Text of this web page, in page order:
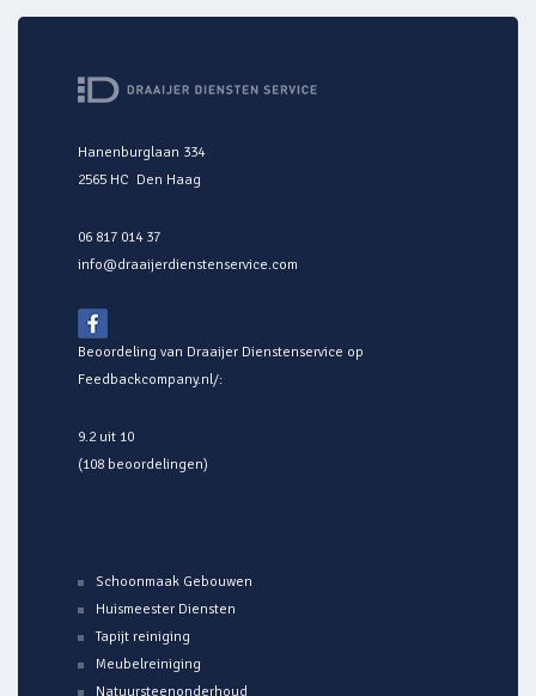
Hanenburglaan 334
2565 HC Den Haag
06 817 014 37
info@draaijerdienstenservice.com
Beoordeling van Draaijer Dienstenservice op
Feedbackcompany.nl/:
9.2 uit 10
(108 beoordelingen)
Schoonmaak Gebouwen
Huismeester Diensten
Tapijt reiniging
Meubelreiniging
Natuursteenonderhoud